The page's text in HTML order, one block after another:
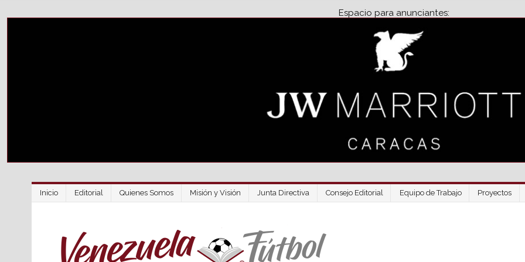
Espacio para anunciantes:
Inicio Editorial Quienes Somos Misión y Visión Junta Directiva Consejo Editorial Equipo de Trabajo Proyectos